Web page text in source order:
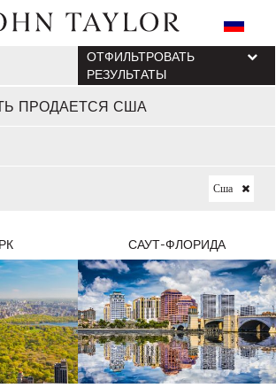
ПРОДАЕТСЯ США
ОТФИЛЬТРОВАТЬ
РЕЗУЛЬТАТЫ
Сша
САУТ-ФЛОРИДА